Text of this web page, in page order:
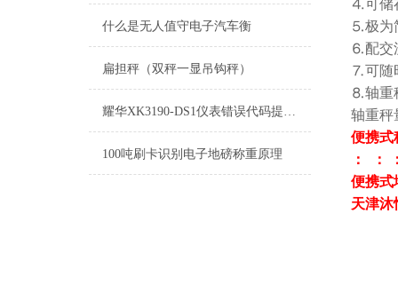
什么是无人值守电子汽车衡
扁担秤（双秤一显吊钩秤）
耀华XK3190-DS1仪表错误代码提示说明
100吨刷卡识别电子地磅称重原理
⒋可储
⒌极为
⒍配交
⒎可随
⒏轴重
轴重秤
便携
： ：
便携式
天津沐